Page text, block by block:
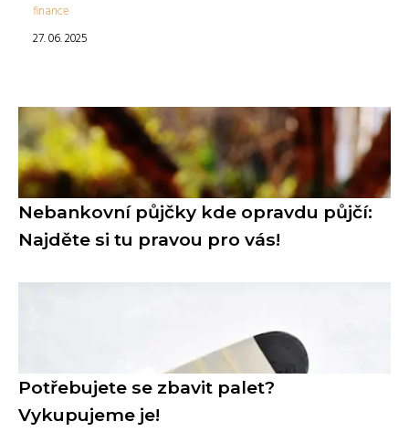
finance
27. 06. 2025
Nebankovní půjčky kde opravdu půjčí:
Najděte si tu pravou pro vás!
Potřebujete se zbavit palet?
Vykupujeme je!